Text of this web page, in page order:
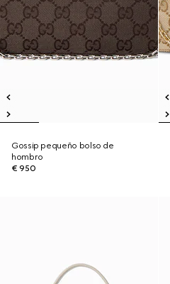
Gossip pequeño bolso de
hombro
€ 950